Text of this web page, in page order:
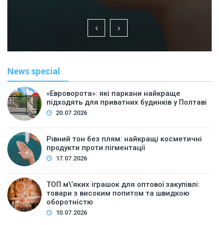
News special
«Евроворота»: які паркани найкраще
підходять для приватних будинків у Полтаві
20.07.2026
Рівний тон без плям: найкращі косметичні
продукти проти пігментації
17.07.2026
ТОП м\’яких іграшок для оптової закупівлі:
товари з високим попитом та швидкою
оборотністю
10.07.2026